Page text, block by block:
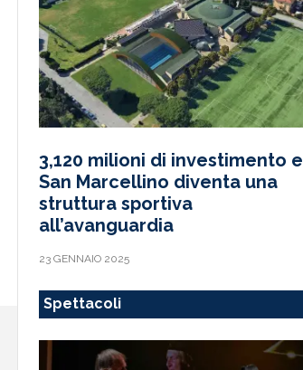
3,120 milioni di investimento e
San Marcellino diventa una
struttura sportiva
all’avanguardia
23 GENNAIO 2025
Spettacoli